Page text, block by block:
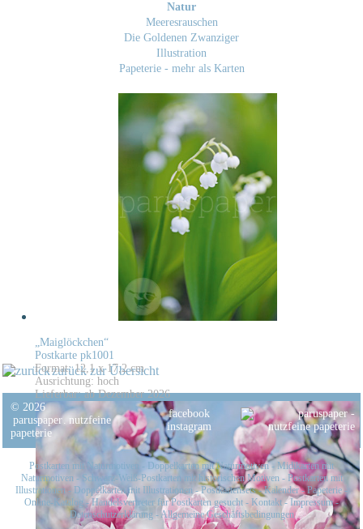
Natur
Meeresrauschen
Die Goldenen Zwanziger
Illustration
Papeterie - mehr als Karten
„Maiglöckchen“
Postkarte pk1001
Format: 12,1 x 17,2 cm
Ausrichtung: hoch
Lieferbar: ab Dezember 2026
zurück zur Übersicht
© 2026
paruspaper. nutzfeine
papeterie
facebook
instagram
Postkarten mit Naturmotiven - Doppelkarten mit Naturmotiven- Midikarten mit
Naturmotiven - Schwarz-Weiß-Postkarten mit historischen Motiven- Postkarten mit
Illustrationen - Doppelkarten mit Illustrationen-Postkartensets-Kalender-Papeterie -
Online-Katalog-Handelsvertreter für Postkarten gesucht - Kontakt-Impressum-
Datenschutzerklärung - Allgemeine Geschäftsbedingungen